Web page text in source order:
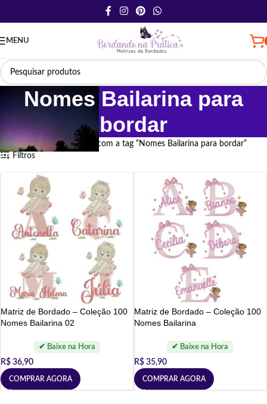
MENU
Nomes Bailarina para
bordar
Início Produtos marcados com a tag “Nomes Bailarina para bordar”
Filtros
Matriz de Bordado – Coleção 100
Nomes Bailarina 02
R$ 36,90
COMPRAR AGORA
Matriz de Bordado – Coleção 100
Nomes Bailarina
R$35,90
COMPRAR AGORA